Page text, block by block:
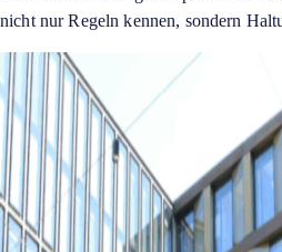
nicht nur Regeln kennen, sondern